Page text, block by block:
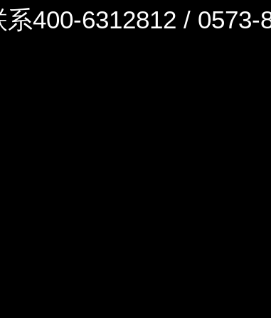
400-6312812 / 0573-